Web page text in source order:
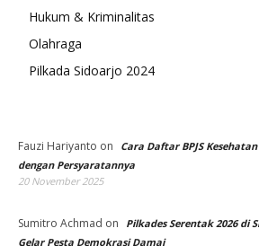
Hukum & Kriminalitas
Olahraga
Pilkada Sidoarjo 2024
Fauzi Hariyanto on
Cara Daftar BPJS
dengan Persyaratannya
20 November 2025
Sumitro Achmad on
Pilkades Serentak 2026 di
Gelar Pesta Demokrasi Damai